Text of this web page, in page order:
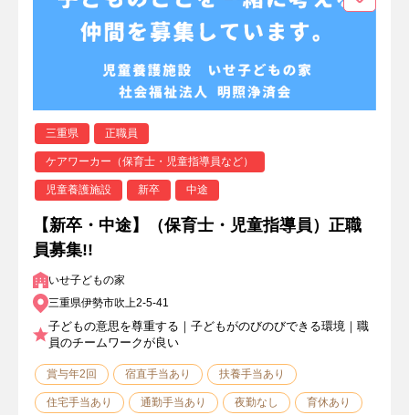
三重県 正職員
ケアワーカー（保育士・児童指導員など）
児童養護施設 新卒 中途
【新卒・中途】（保育士・児童指導員）正職
員募集!!
いせ子どもの家
三重県伊勢市吹上2-5-41
子どもの意思を尊重する｜子どもがのびのびできる環境｜職
員のチームワークが良い
賞与年2回 宿直手当あり 扶養手当あり
住宅手当あり 通勤手当あり 夜勤なし 育休あり